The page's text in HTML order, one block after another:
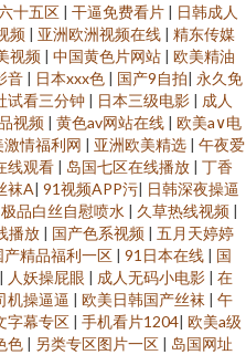
十五区 | 干逼免费看片 | 日韩成人
频 | 亚洲欧洲视频在线 | 精东传媒
视频 | 中国黄色片网站 | 欧美精油
音 | 日本xxx色 | 国产9自拍| 永久免
试看三分钟 | 日本三级电影 | 成人
视频 | 黄色av网站在线 | 欧美a∨电
激情福利网 | 亚洲欧美精选 | 午夜爱
线观看 | 岛国七区在线播放 | 丁香
袜A| 91视频APP污| 日韩深夜操逼
极品白丝自慰喷水 | 久草热线视频 |
播放 | 国产色系视频 | 五月天婷婷
产精品福利一区 | 91日本在线 | 国
| 人妖操屁眼 | 成人无码小电影 | 在
机操逼逼 | 欧美日韩国产丝袜 | 午
字幕专区 | 手机看片1204| 欧美a级
色 | 另类专区图片一区 | 岛国网址